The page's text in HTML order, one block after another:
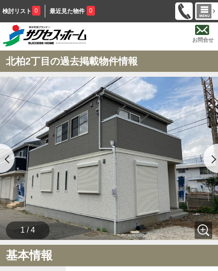
検討リスト 0 最近見た物件 0
お問合せ
北柏2丁目の過去掲載物件情報
1 / 4
基本情報